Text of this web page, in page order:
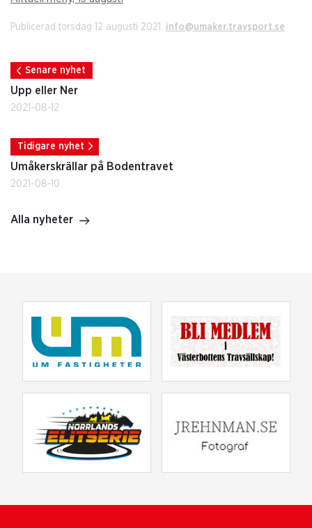
Publicerad torsdag 12 augusti 2021. info@umaker.travsport.se
Senare nyhet
Upp eller Ner
2021-08-12
Tidigare nyhet
Umåkerskrällar på Bodentravet
2021-08-10
Alla nyheter